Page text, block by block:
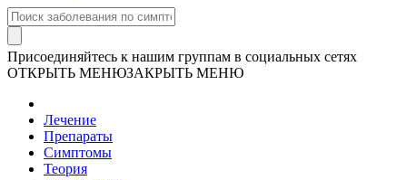
Присоединяйтесь к нашим группам в социальных сетях
ОТКРЫТЬ МЕНЮЗАКРЫТЬ МЕНЮ
Лечение
Препараты
Симптомы
Теория